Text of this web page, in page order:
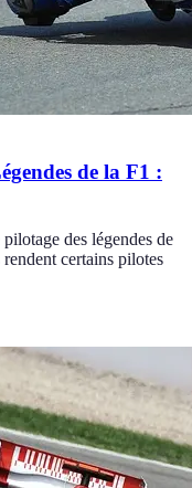
de la F1 :
des légendes de
certains pilotes